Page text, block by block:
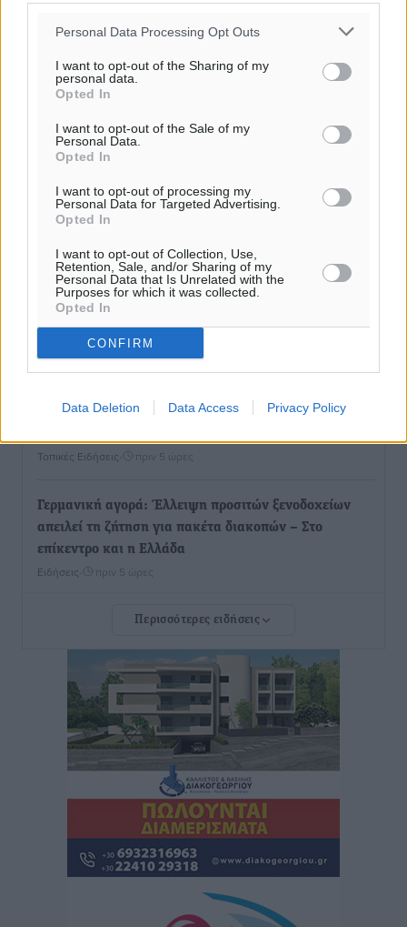
Personal Data Processing Opt Outs
I want to opt-out of the Sharing of my
personal data.
Opted In
I want to opt-out of the Sale of my
Personal Data.
Opted In
I want to opt-out of processing my
Personal Data for Targeted Advertising.
Opted In
I want to opt-out of Collection, Use,
Retention, Sale, and/or Sharing of my
Personal Data that Is Unrelated with the
Purposes for which it was collected.
Opted In
CONFIRM
Data Deletion Data Access Privacy Policy
θαλάσσια περιοχή Κάσου και Καρπάθου
Τοπικές Ειδήσεις πριν 2 ώρες
εκδήλωση για τους αυτοδιοικητικούς της Κω
Πολιτιστικά
Εγκρίθηκε η ηλεκτρική διασύνδεση Ρόδου και Κω
μέσω υποβρύχιων καλωδίων με την ηπειρωτική
Ελλάδα
Τοπικές Ειδήσεις• πριν 4 ώρες
Νέο ανακαινισμένο δημοτικό τουριστικό γραφείο
στην Πάτμο
Τοπικές Ειδήσεις• πριν 4 ώρες
Οι συναντήσεις που είχε κατά την επίσκεψη του στη
Τοπικές Ειδήσεις πριν 5 ώρες
Γερμανική αγορά: Έλλειψη προσιτών ξενοδοχείων
απειλεί τη ζήτηση για πακέτα διακοπών – Στο
επίκεντρο και η Ελλάδα
Ειδήσεις πριν 5 ώρες
Νέο ξενοδοχείο στη Ρόδο για την H Hotels –
Τοπικές Ειδήσεις• πριν 5 ώρες
Αυτοκίνητο μπήκε παράνομα σε μονόδρομο στο
Μαστιχάρι – Αναποδογύρισε όχημα με μητέρα και
Τοπικές Ειδήσεις• πριν 5 ώρες
“Η Ευρώπη αντιμετώπιζε το προσφυγικό σαν ταινία
τρόμου” – Η συγκλονιστική μαρτυρία της Χαρούλας
Γιασιράνη στον RV για τα γεγονότα που οδήγησαν στο
Περισσότερες ειδήσεις